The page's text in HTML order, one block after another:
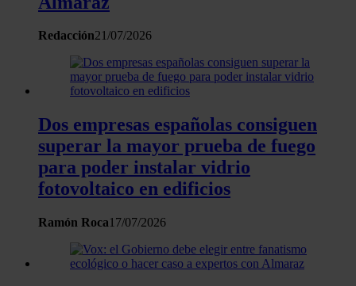
sociales, publicidad y análisis web, quienes pueden
recopilado a partir del uso que haya hecho de sus servicios.
Redacción21/07/2026
Dos empresas españolas consiguen
superar la mayor prueba de fuego
para poder instalar vidrio
fotovoltaico en edificios
Ramón Roca17/07/2026